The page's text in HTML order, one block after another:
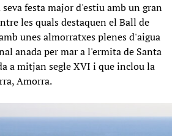
festa major d'estiu amb un gran
les quals destaquen el Ball de
unes almorratxes plenes d'aigua
anada per mar a l'ermita de Santa
a mitjan segle XVI i que inclou la
Amorra.